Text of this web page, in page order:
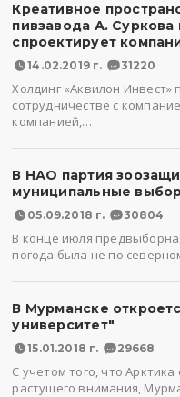
Креативное
пивзавода А. Суркова
спроектирует
14.02.2019 г. 31220
Холдинг «Аквилон Инвест»
сотрудничестве с
компанией,…
В НАО партия
муниципальные
05.09.2018 г. 30804
В конце июля
погода была не по
В Мурманске
университет"
15.01.2018 г. 29668
С учетом того, что
растущего внимания,